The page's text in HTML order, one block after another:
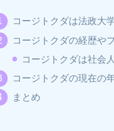
コージトクダは法政大
コージトクダの経歴や
コージトクダは社会
コージトクダの現在の
まとめ